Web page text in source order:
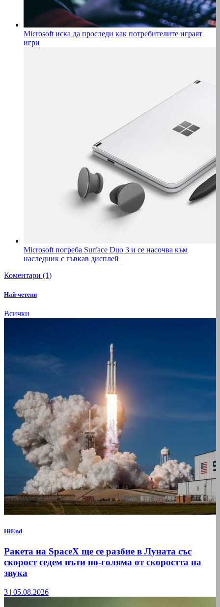
Microsoft иска да проследи как потребителите играят
игри
Microsoft погреба Surface Duo 3 и се насочва към
наследник с гъвкав дисплей
Коментари (1)
Най-четени
Всички
HiEnd
Ракета на SpaceX ще се разбие в Луната със
скорост седем пъти по-голяма от скоростта на
звука
3 | 05.08.2026